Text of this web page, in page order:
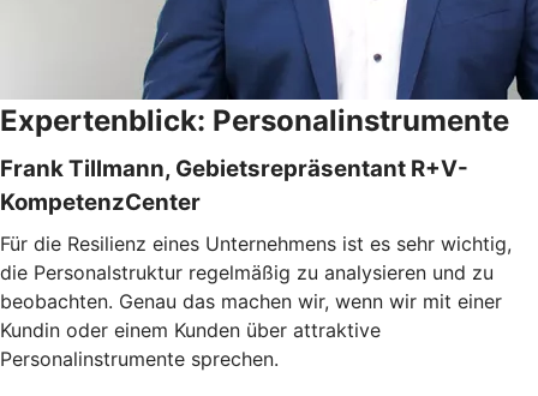
Expertenblick: Personalinstrumente
Frank Tillmann, Gebietsrepräsentant R+V-
KompetenzCenter
Für die Resilienz eines Unternehmens ist es sehr wichtig,
die Personalstruktur regelmäßig zu analysieren und zu
beobachten. Genau das machen wir, wenn wir mit einer
Kundin oder einem Kunden über attraktive
Personalinstrumente sprechen.